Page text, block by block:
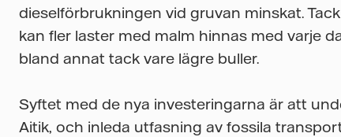
dieselförbrukningen vid gruvan minskat.
kan fler laster med malm hinnas med varje
bland annat tack vare lägre buller.
Syftet med de nya investeringarna är att
Aitik, och inleda utfasning av fossila